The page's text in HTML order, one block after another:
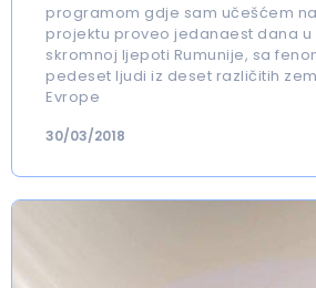
programom gdje sam učešćem
projektu proveo jedanaest dana u
skromnoj ljepoti Rumunije, sa
pedeset ljudi iz deset različitih
Evrope
30/03/2018